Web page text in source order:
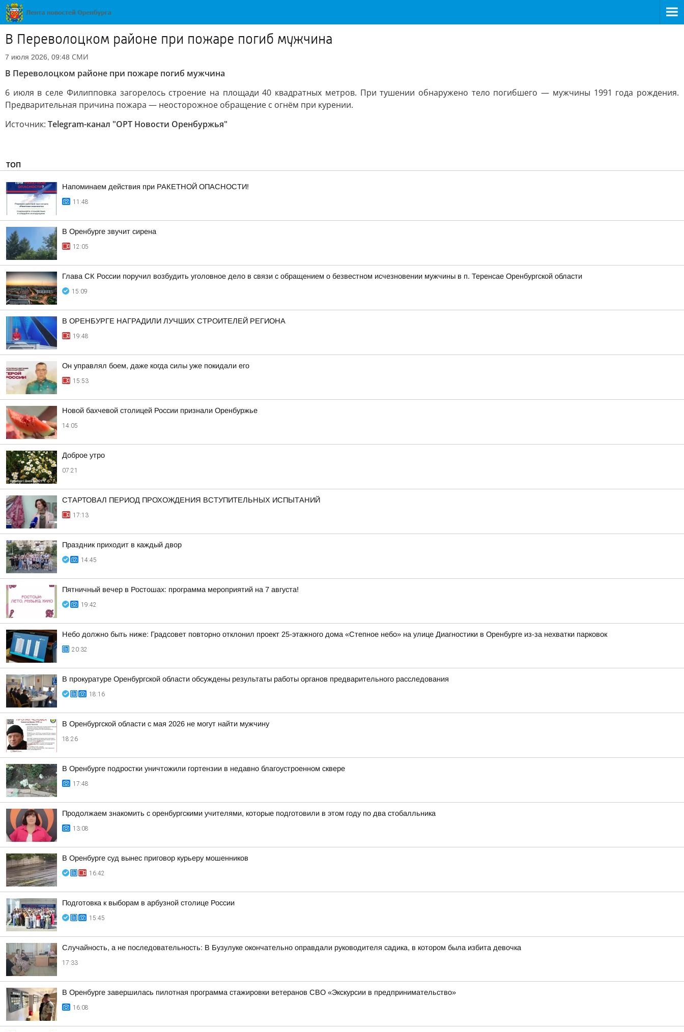
В Переволоцком районе при пожаре погиб мужчина
7 июля 2026, 09:48 СМИ
В Переволоцком районе при пожаре погиб мужчина
6 июля в селе Филипповка загорелось строение на площади 40 квадратных метров. При тушении обнаружено тело погибшего — мужчины 1991 года рождения.
Предварительная причина пожара — неосторожное обращение с огнём при курении.
Источник: Telegram-канал "ОРТ Новости Оренбуржья"
ТОП
Напоминаем действия при РАКЕТНОЙ ОПАСНОСТИ!
11:48
В Оренбурге звучит сирена
12:05
Глава СК России поручил возбудить уголовное дело в связи с обращением о безвестном исчезновении мужчины в п. Теренсае Оренбургской области
15:09
В ОРЕНБУРГЕ НАГРАДИЛИ ЛУЧШИХ СТРОИТЕЛЕЙ РЕГИОНА
19:48
Он управлял боем, даже когда силы уже покидали его
15:53
Новой бахчевой столицей России признали Оренбуржье
14:05
Доброе утро
07:21
СТАРТОВАЛ ПЕРИОД ПРОХОЖДЕНИЯ ВСТУПИТЕЛЬНЫХ ИСПЫТАНИЙ
17:13
Праздник приходит в каждый двор
14:45
Пятничный вечер в Ростошах: программа мероприятий на 7 августа!
19:42
Небо должно быть ниже: Градсовет повторно отклонил проект 25-этажного дома «Степное небо» на улице Диагностики в Оренбурге из-за нехватки парковок
20:32
В прокуратуре Оренбургской области обсуждены результаты работы органов предварительного расследования
18:16
В Оренбургской области с мая 2026 не могут найти мужчину
18:26
В Оренбурге подростки уничтожили гортензии в недавно благоустроенном сквере
17:48
Продолжаем знакомить с оренбургскими учителями, которые подготовили в этом году по два стобалльника
13:08
В Оренбурге суд вынес приговор курьеру мошенников
16:42
Подготовка к выборам в арбузной столице России
15:45
Случайность, а не последовательность: В Бузулуке окончательно оправдали руководителя садика, в котором была избита девочка
17:33
В Оренбурге завершилась пилотная программа стажировки ветеранов СВО «Экскурсии в предпринимательство»
16:08